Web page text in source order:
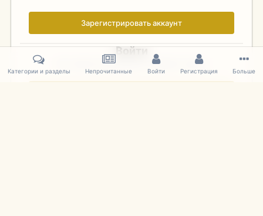
Зарегистрировать аккаунт
Войти
Уже зарегистрированы? Войдите здесь.
Категории и разделы Непрочитанные Войти Регистрация Больше